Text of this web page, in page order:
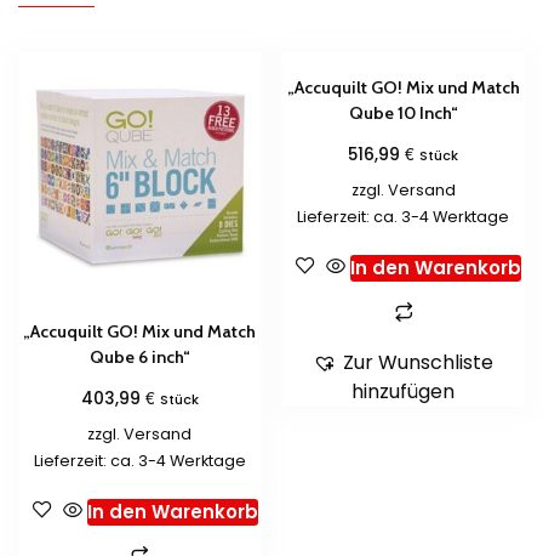
„Accuquilt GO! Mix und Match
Qube 6 inch“
403,99 € Stück
zzgl.Versand
Lieferzeit: ca. 3-4 Werktage
In den Warenkorb
„Accuquilt GO! Mix und Match
Qube 10 Inch“
516,99€ Stück
zzgl. Versand
Lieferzeit: ca. 3-4 Werktage
In den Warenkorb
Zur Wunschliste
hinzufügen